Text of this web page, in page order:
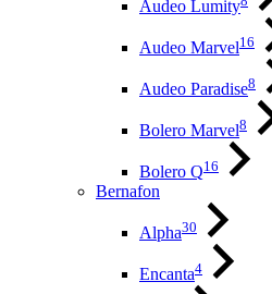
Audeo Lumity
Audeo Marvel16
Audeo Paradise8
Bolero Marvel8
Bolero Q16
Bernafon
Alpha30
Encanta4